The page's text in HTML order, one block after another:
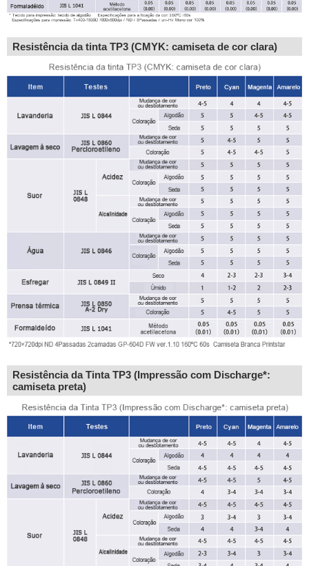
Resistência da tinta TP3 (CMYK: camiseta de cor clara)
Resistência da Tinta TP3 (Impressão com Discharge*:
camiseta preta)